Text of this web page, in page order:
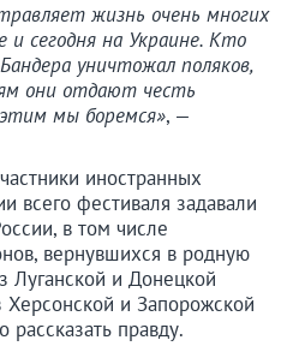
жизнь очень многих
и сегодня на Украине. Кто
уничтожал поляков,
они отдают честь
мы боремся», —
иностранных
всего фестиваля задавали
в том числе
вернувшихся в родную
Луганской и Донецкой
и Запорожской
правду.